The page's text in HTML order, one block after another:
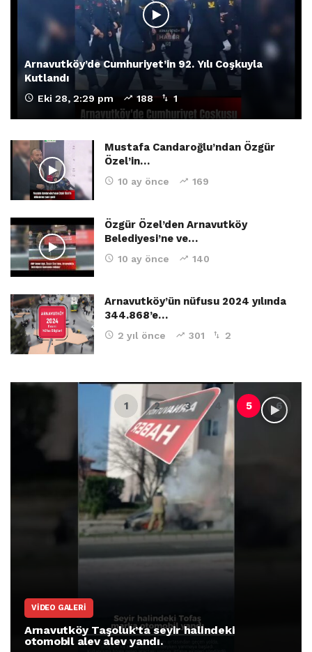
Arnavutköy’de Cumhuriyet’in 92. Yılı Coşkuyla
Kutlandı
Eki 28, 2:29 pm 188 1
Mustafa Candaroğlu’ndan Özgür
Özel’in…
10 ay önce 169
Özgür Özel’den Arnavutköy
Belediyesi’ne ve…
10 ay önce 140
Arnavutköy’ün nüfusu 2024 yılında
344.868’e…
2 yıl önce 301 2
VIDEO GALERI
Arnavutköy Taşoluk’ta seyir halindeki
otomobil alev alev yandı.